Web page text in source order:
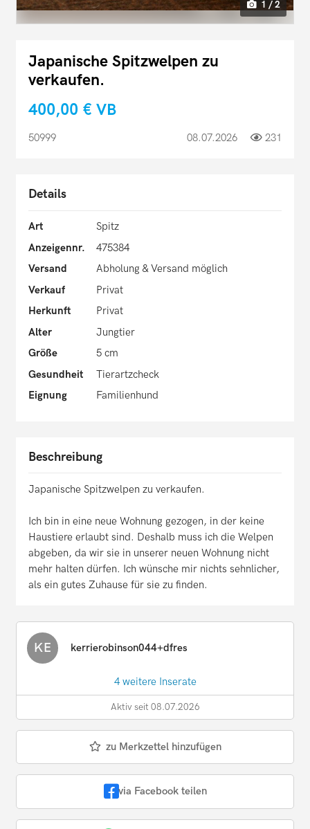
1 / 2
Japanische Spitzwelpen zu
verkaufen.
400,00 € VB
50999 08.07.2026 231
Details
Art
Spitz
Anzeigennr.
475384
Versand
Abholung & Versand möglich
Verkauf
Privat
Herkunft
Privat
Alter
Jungtier
Größe
5 cm
Gesundheit
Tierartzcheck
Eignung
Familienhund
Beschreibung
Japanische Spitzwelpen zu verkaufen.
Ich bin in eine neue Wohnung gezogen, in der keine
Haustiere erlaubt sind. Deshalb muss ich die Welpen
abgeben, da wir sie in unserer neuen Wohnung nicht
mehr halten dürfen. Ich wünsche mir nichts sehnlicher,
als ein gutes Zuhause für sie zu finden.
KE kerrierobinson044+dfres
4 weitere Inserate
Aktiv seit 08.07.2026
zu Merkzettel hinzufügen
via Facebook teilen